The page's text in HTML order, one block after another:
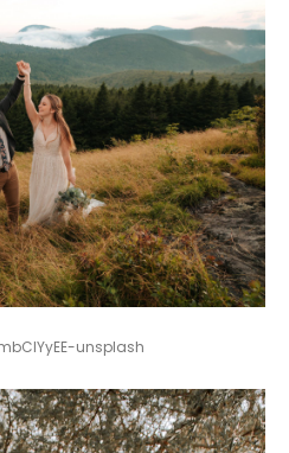
unsplash
I FER
LE